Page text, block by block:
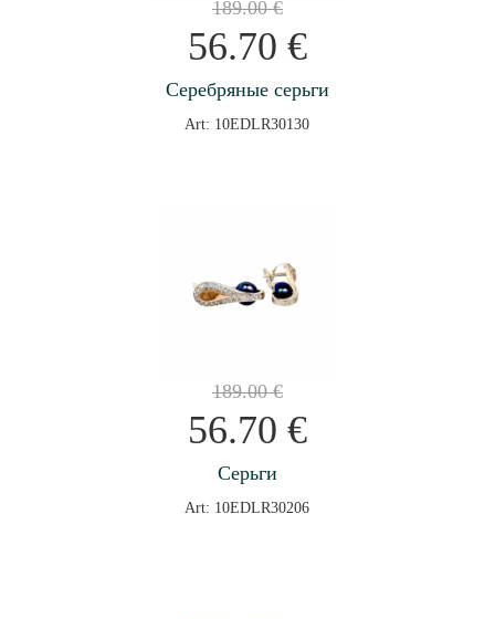
189.00€
56.70 €
Серебряные серьги
Art: 10EDLR30130
189.00€
56.70 €
Серьги
Art: 10EDLR30206